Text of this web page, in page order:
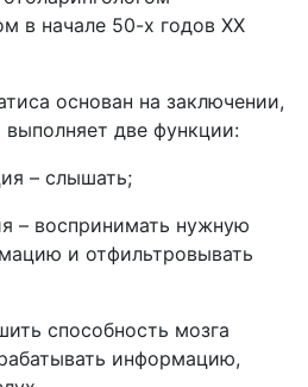
в начале 50-х годов ХХ
основан на заключении,
выполняет две функции:
– слышать;
– воспринимать нужную
и отфильтровывать
способность мозга
информацию,